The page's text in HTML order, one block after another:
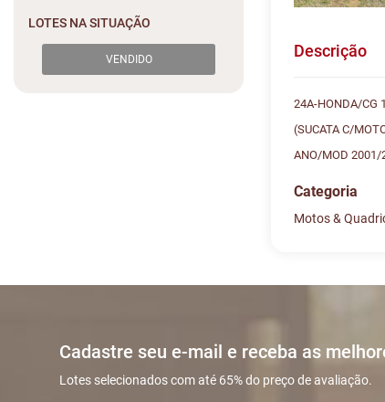
LOTES NA SITUAÇÃO
VENDIDO Descrição
24A-HONDA/CG
(SUCATA C/
ANO/MOD 2001/
Categoria
Motos &
# DATA/
2 16/07
Sua dúvida
Cadastre seu e-mail e receba as
Lotes selecionados com até 65% do preço de avaliação.